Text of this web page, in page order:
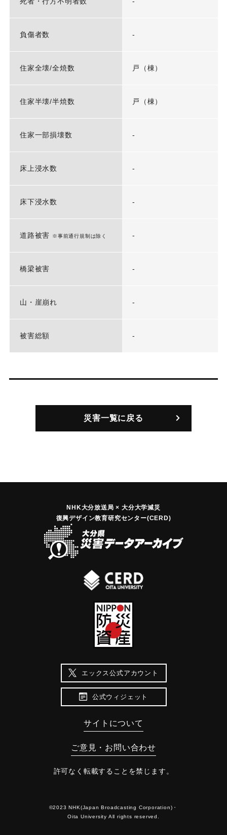
負傷者数 -
住家全壊/全焼数 戸（棟）
住家半壊/半焼数 戸（棟）
住家一部損壊数 -
床上浸水数 -
床下浸水数 -
道路被害 ※事前通行規制は除く -
橋梁被害 -
山・崖崩れ -
被害総額 -
災害一覧に戻る
NHK大分放送局 × 大分大学減災
復興デザイン教育研究センター(CERD)
エックス公式アカウント
公式ウィジェット
サイトについて
ご意見・お問い合わせ
許可なく転載することを禁じます。
©2023 NHK(Japan Broadcasting Corporation)・
Oita University All rights reserved.